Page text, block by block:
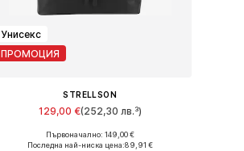
Унисекс
ПРОМОЦИЯ
STRELLSON
129,00 €(252,30 лв.³)
Налични размери: One Size
Първоначално: 149,00 €
Последна най-ниска цена:89,91 €